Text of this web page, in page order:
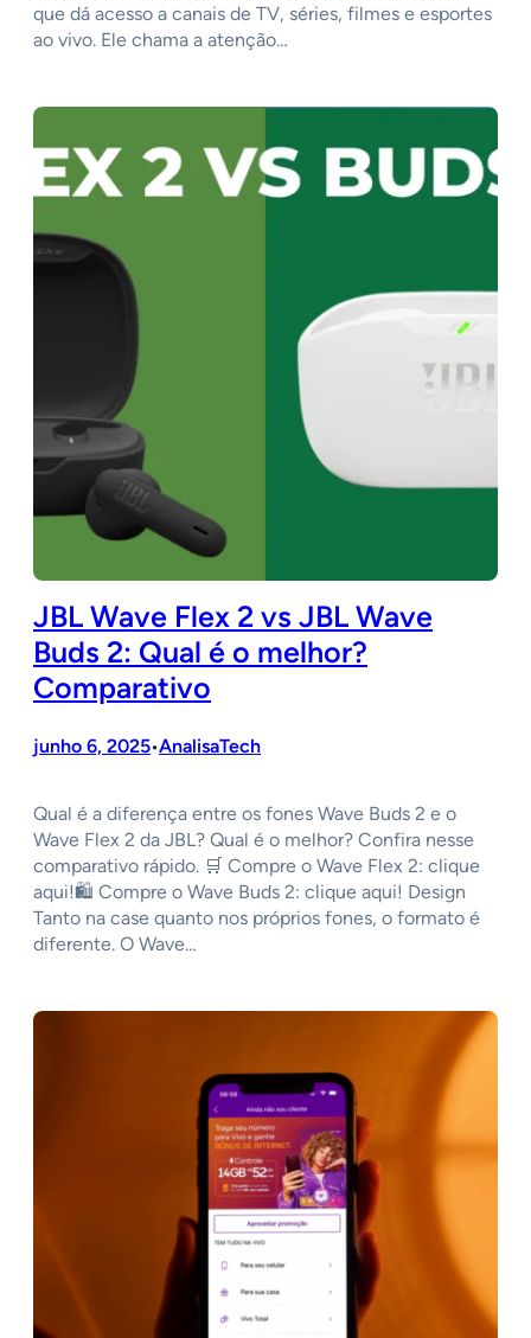
que dá acesso a canais de TV, séries, filmes e esportes
ao vivo. Ele chama a atenção…
JBL Wave Flex 2 vs JBL Wave
Buds 2: Qual é o melhor?
Comparativo
junho 6, 2025•AnalisaTech
Qual é a diferença entre os fones Wave Buds 2 e o
Wave Flex 2 da JBL? Qual é o melhor? Confira nesse
comparativo rápido. 🛒 Compre o Wave Flex 2: clique
aqui!🛍️ Compre o Wave Buds 2: clique aqui! Design
Tanto na case quanto nos próprios fones, o formato é
diferente. O Wave…